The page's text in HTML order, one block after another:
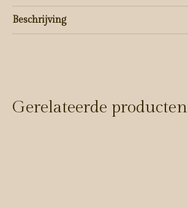
Beschrijving
Gerelateerde producten